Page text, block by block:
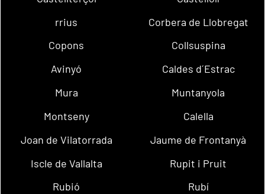
rrius
Corbera de Llobregat
Copons
Collsuspina
Avinyó
Caldes d´Estrac
Mura
Muntanyola
Montseny
Calella
Joan de Vilatorrada
Jaume de Frontanyà
Iscle de Vallalta
Rupit i Pruit
Rubió
Rubí